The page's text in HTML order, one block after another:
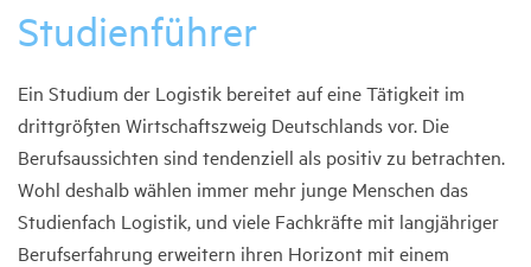
Studienführer
Ein Studium der Logistik bereitet auf eine Tätigkeit im
drittgrößten Wirtschaftszweig Deutschlands vor. Die
Berufsaussichten sind tendenziell als positiv zu betrachten.
Wohl deshalb wählen immer mehr junge Menschen das
Studienfach Logistik, und viele Fachkräfte mit langjähriger
Berufserfahrung erweitern ihren Horizont mit einem